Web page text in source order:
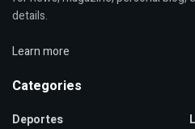
details.
Learn more
Categories
Deportes